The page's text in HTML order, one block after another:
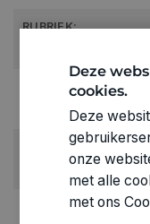
RUBRIEK:
GEWICHT
ARTIKELNUMMER
Deze
cookies.
Deze
onze
met alle
met ons